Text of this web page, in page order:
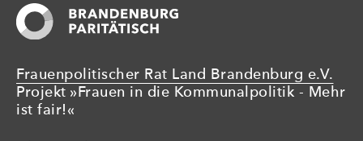
Frauenpolitischer Rat Land Brandenburg e.V.
Projekt »Frauen in die Kommunalpolitik - Mehr
ist fair!«